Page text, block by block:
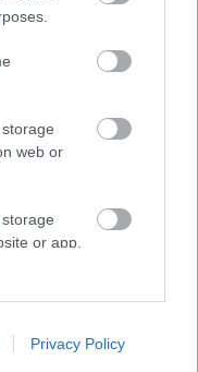
web or
or app.
storage
Privacy Policy